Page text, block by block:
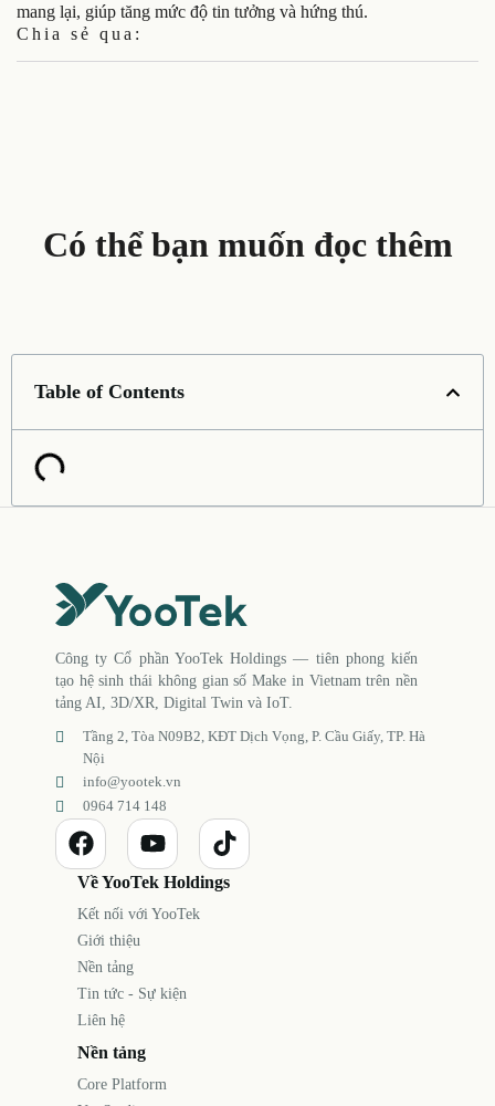
mang lại, giúp tăng mức độ tin tưởng và hứng thú.
Chia sẻ qua:
Có thể bạn muốn đọc thêm
Table of Contents
Công ty Cổ phần YooTek Holdings — tiên phong kiến
tạo hệ sinh thái không gian số Make in Vietnam trên nền
tảng AI, 3D/XR, Digital Twin và IoT.
Tầng 2, Tòa N09B2, KĐT Dịch Vọng, P. Cầu Giấy, TP. Hà
Nội
info@yootek.vn
0964 714 148
Về YooTek Holdings
Kết nối với YooTek
Giới thiệu
Nền tảng
Tin tức - Sự kiện
Liên hệ
Nền tảng
Core Platform